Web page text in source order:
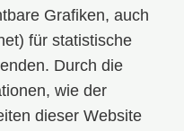
Grafiken, auch
für statistische
Durch die
wie der
dieser Website